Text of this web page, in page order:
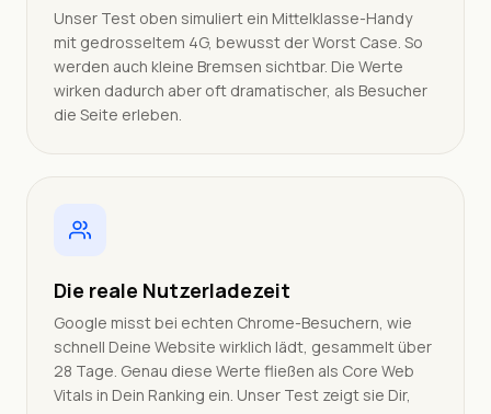
Unser Test oben simuliert ein Mittelklasse-Handy
mit gedrosseltem 4G, bewusst der Worst Case. So
werden auch kleine Bremsen sichtbar. Die Werte
wirken dadurch aber oft dramatischer, als Besucher
die Seite erleben.
Die reale Nutzerladezeit
Google misst bei echten Chrome-Besuchern, wie
schnell Deine Website wirklich lädt, gesammelt über
28 Tage. Genau diese Werte fließen als Core Web
Vitals in Dein Ranking ein. Unser Test zeigt sie Dir,